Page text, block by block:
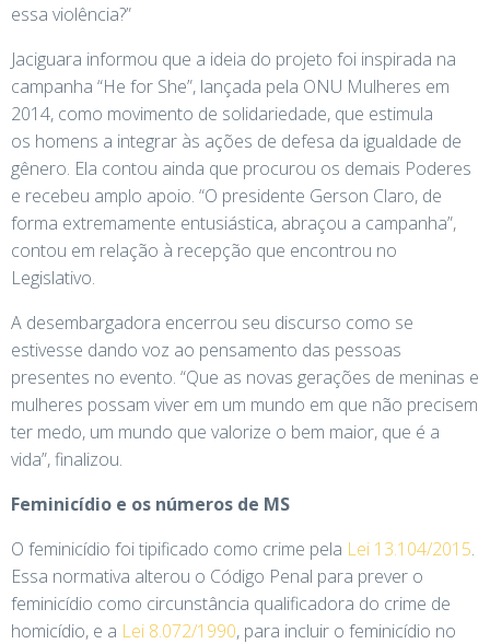
essa violência?”
Jaciguara informou que a ideia do projeto foi inspirada na
campanha “He for She”, lançada pela ONU Mulheres em
2014, como movimento de solidariedade, que estimula
os homens a integrar às ações de defesa da igualdade de
gênero. Ela contou ainda que procurou os demais Poderes
e recebeu amplo apoio. “O presidente Gerson Claro, de
forma extremamente entusiástica, abraçou a campanha”,
contou em relação à recepção que encontrou no
Legislativo.
A desembargadora encerrou seu discurso como se
estivesse dando voz ao pensamento das pessoas
presentes no evento. “Que as novas gerações de meninas e
mulheres possam viver em um mundo em que não precisem
ter medo, um mundo que valorize o bem maior, que é a
vida”, finalizou.
Feminicídio e os números de MS
O feminicídio foi tipificado como crime pela Lei 13.104/2015.
Essa normativa alterou o Código Penal para prever o
feminicídio como circunstância qualificadora do crime de
homicídio, e a Lei 8.072/1990, para incluir o feminicídio no